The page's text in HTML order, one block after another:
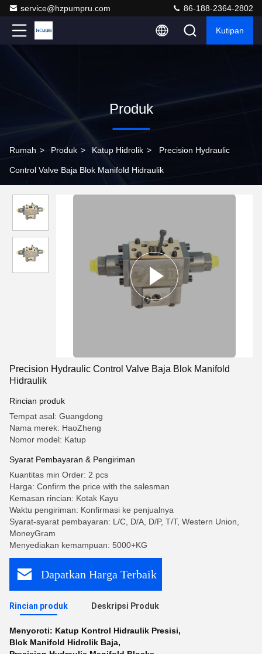
service@hzpumpru.com 86-188-2364-2802
Kutipan
Produk
Rumah > Produk > Katup Hidrolik > Precision Hydraulic
Control Valve Baja Blok Manifold Hidraulik
Precision Hydraulic Control Valve Baja Blok Manifold
Hidraulik
Rincian produk
Tempat asal: Guangdong
Nama merek: HaoZheng
Nomor model: Katup
Syarat Pembayaran & Pengiriman
Kuantitas min Order: 2 pcs
Harga: Confirm the price with the salesman
Kemasan rincian: Kotak Kayu
Waktu pengiriman: Konfirmasi ke penjualnya
Syarat-syarat pembayaran: L/C, D/A, D/P, T/T, Western Union,
MoneyGram
Menyediakan kemampuan: 5000+KG
Dapatkan Harga Terbaik
Rincian produk Deskripsi Produk
Menyoroti: Katup Kontrol Hidraulik Presisi,
Blok Manifold Hidrolik Baja,